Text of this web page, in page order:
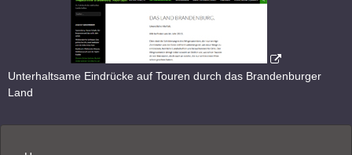
Unterhaltsame Eindrücke auf Touren durch das Brandenburger
Land